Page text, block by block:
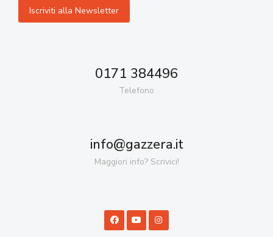
0171 384496
Telefono
info@gazzera.it
Maggiori info? Scrivici!